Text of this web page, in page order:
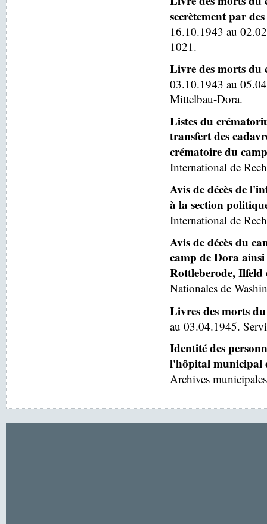
secrètement par
16.10.1943 au
1021.
Livre des morts du
03.10.1943 au
Mittelbau-Dora.
Listes du
transfert des
crématoire du
International de
Avis de décès de
à la section
International de
Avis de décès du
camp de Dora
Rottleberode, Ilfeld
Nationales de
Livres des morts
au 03.04.1945.
Identité des
l'hôpital municipal
Archives